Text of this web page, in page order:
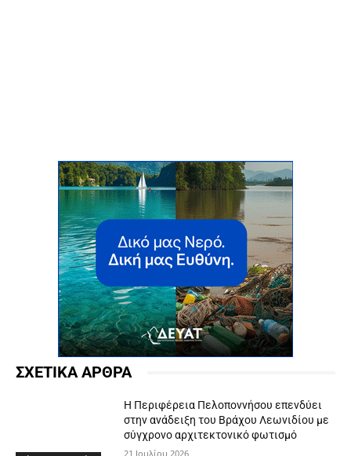
ΣΧΕΤΙΚΑ ΑΡΘΡΑ
Η Περιφέρεια Πελοποννήσου επενδύει
στην ανάδειξη του Βράχου Λεωνιδίου με
σύγχρονο αρχιτεκτονικό φωτισμό
21 Ιουλίου 2026